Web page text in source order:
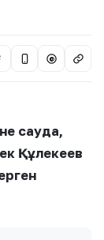
@
сауда,
Құлекеев